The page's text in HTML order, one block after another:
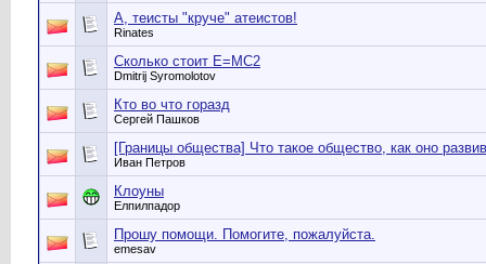
А, теисты "круче" атеистов!
Rinates
Cколько стоит Е=МС2
Dmitrij Syromolotov
Кто во что горазд
Сергей Пашков
[Границы общества] Что такое общество, как оно
Иван Петров
Клоуны
Елпилпадор
Прошу помощи. Помогите, пожалуйста.
emesav